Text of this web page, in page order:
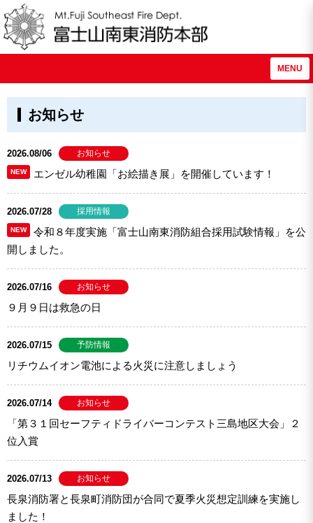
MENU
お知らせ
2026.08/06 お知らせ
NEW エンゼル幼稚園「お絵描き展」を開催しています！
2026.07/28 採用情報
NEW
令和８年度実施「富士山南東消防組合採用試験情報」を公
開しました。
2026.07/16 お知らせ
９月９日は救急の日
2026.07/15 予防情報
リチウムイオン電池による火災に注意しましょう
2026.07/14 お知らせ
「第３１回セーフティドライバーコンテスト三島地区大会」２
位入賞
2026.07/13 お知らせ
長泉消防署と長泉町消防団が合同で夏季火災想定訓練を実施し
ました！